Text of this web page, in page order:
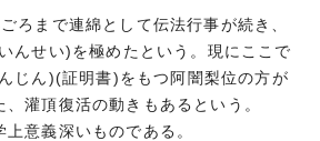
ろまで連綿として伝法行事が続き、
んせい)を極めたという。現にここで
じん)(証明書)をもつ阿闇梨位の方が
灌頂復活の動きもあるという。
意義深いものである。